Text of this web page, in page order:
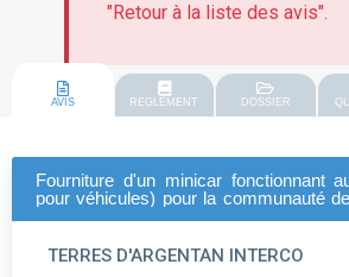
"Retour à la liste des avis".
AVIS REGLEMENT DOSSIER
Fourniture d'un minicar fonctionnant
pour véhicules) pour la communauté
TERRES D'ARGENTAN INTERCO